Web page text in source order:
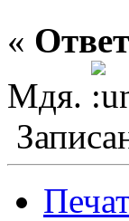
«
Мдя.